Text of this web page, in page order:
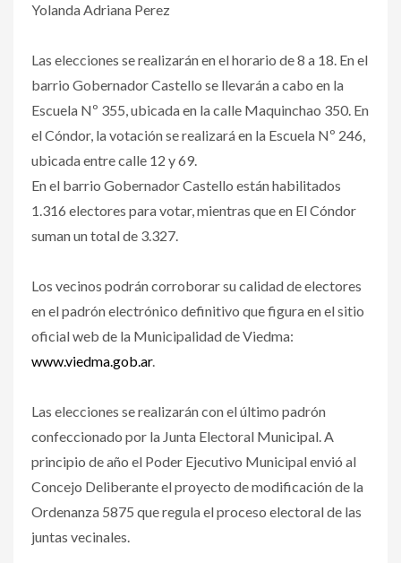
Yolanda Adriana Perez
Las elecciones se realizarán en el horario de 8 a 18. En el
barrio Gobernador Castello se llevarán a cabo en la
Escuela Nº 355, ubicada en la calle Maquinchao 350. En
el Cóndor, la votación se realizará en la Escuela Nº 246,
ubicada entre calle 12 y 69.
En el barrio Gobernador Castello están habilitados
1.316 electores para votar, mientras que en El Cóndor
suman un total de 3.327.
Los vecinos podrán corroborar su calidad de electores
en el padrón electrónico definitivo que figura en el sitio
oficial web de la Municipalidad de Viedma:
www.viedma.gob.ar.
Las elecciones se realizarán con el último padrón
confeccionado por la Junta Electoral Municipal. A
principio de año el Poder Ejecutivo Municipal envió al
Concejo Deliberante el proyecto de modificación de la
Ordenanza 5875 que regula el proceso electoral de las
juntas vecinales.